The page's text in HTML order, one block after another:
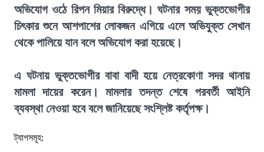
অভিযোগ ওঠে রিপন মিয়ার বিরুদ্ধে। ঘটনার সময় ভুক্তভোগীর
চিৎকার শুনে আশপাশের লোকজন এগিয়ে এলে অভিযুক্ত সেখান
থেকে পালিয়ে যান বলে অভিযোগ করা হয়েছে।
এ ঘটনায় ভুক্তভোগীর বাবা বাদী হয়ে নেত্রকোণা সদর থানায়
মামলা দায়ের করেন। মামলার তদন্ত শেষে পরবর্তী আইনি
ব্যবস্থা নেওয়া হবে বলে জানিয়েছে সংশ্লিষ্ট কর্তৃপক্ষ।
ট্যাগসমূহ: